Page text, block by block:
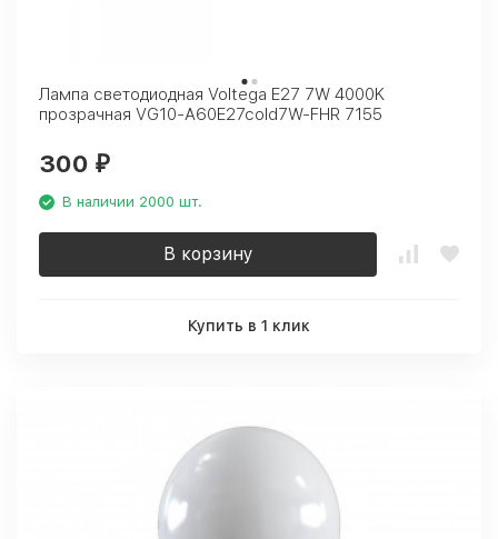
Лампа светодиодная Voltega E27 7W 4000K
прозрачная VG10-A60E27cold7W-FHR 7155
300 ₽
В наличии 2000 шт.
В корзину
Купить в 1 клик